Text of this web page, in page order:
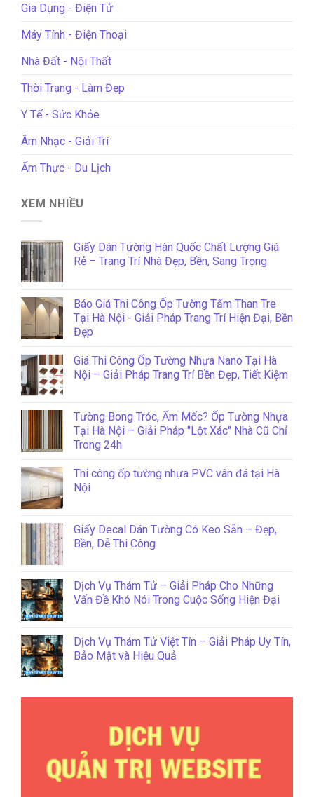
Gia Dụng - Điện Tử
Máy Tính - Điện Thoại
Nhà Đất - Nội Thất
Thời Trang - Làm Đẹp
Y Tế - Sức Khỏe
Âm Nhạc - Giải Trí
Ẩm Thực - Du Lịch
XEM NHIỀU
Giấy Dán Tường Hàn Quốc Chất Lượng Giá
Rẻ – Trang Trí Nhà Đẹp, Bền, Sang Trọng
Báo Giá Thi Công Ốp Tường Tấm Than Tre
Tại Hà Nội - Giải Pháp Trang Trí Hiện Đại, Bền
Đẹp
Giá Thi Công Ốp Tường Nhựa Nano Tại Hà
Nội – Giải Pháp Trang Trí Bền Đẹp, Tiết Kiệm
Tường Bong Tróc, Ẩm Mốc? Ốp Tường Nhựa
Tại Hà Nội – Giải Pháp "Lột Xác" Nhà Cũ Chỉ
Trong 24h
Thi công ốp tường nhựa PVC vân đá tại Hà
Nội
Giấy Decal Dán Tường Có Keo Sẵn – Đẹp,
Bền, Dễ Thi Công
Dịch Vụ Thám Tử – Giải Pháp Cho Những
Vấn Đề Khó Nói Trong Cuộc Sống Hiện Đại
Dịch Vụ Thám Tử Việt Tín – Giải Pháp Uy Tín,
Bảo Mật và Hiệu Quả